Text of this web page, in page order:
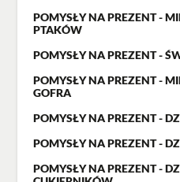
POMYSŁY NA PREZENT -
PTAKÓW
POMYSŁY NA PREZENT -
POMYSŁY NA PREZENT -
GOFRA
POMYSŁY NA PREZENT -
POMYSŁY NA PREZENT -
POMYSŁY NA PREZENT -